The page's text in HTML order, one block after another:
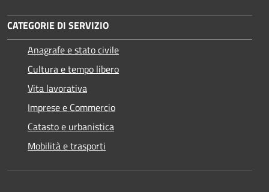
CATEGORIE DI SERVIZIO
Anagrafe e stato civile
Cultura e tempo libero
Vita lavorativa
Imprese e Commercio
Catasto e urbanistica
Mobilità e trasporti